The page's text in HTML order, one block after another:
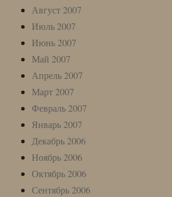
Август 2007
Июль 2007
Июнь 2007
Май 2007
Апрель 2007
Март 2007
Февраль 2007
Январь 2007
Декабрь 2006
Ноябрь 2006
Октябрь 2006
Сентябрь 2006